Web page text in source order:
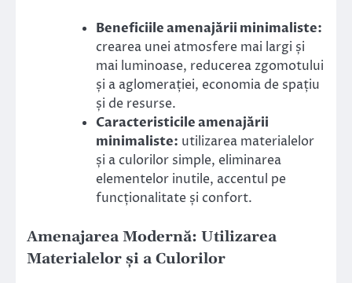
Beneficiile amenajării minimaliste:
crearea unei atmosfere mai largi și
mai luminoase, reducerea zgomotului
și a aglomerației, economia de spațiu
și de resurse.
Caracteristicile amenajării
minimaliste: utilizarea materialelor
și a culorilor simple, eliminarea
elementelor inutile, accentul pe
funcționalitate și confort.
Amenajarea Modernă: Utilizarea
Materialelor și a Culorilor